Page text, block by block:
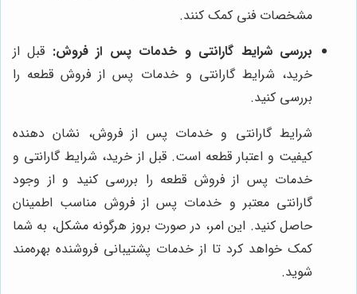
مشخصات فنی کمک کنند.
بررسی شرایط گارانتی و خدمات پس از فروش: قبل از
خرید، شرایط گارانتی و خدمات پس از فروش قطعه را
بررسی کنید.
شرایط گارانتی و خدمات پس از فروش، نشان دهنده
کیفیت و اعتبار قطعه است. قبل از خرید، شرایط گارانتی و
خدمات پس از فروش قطعه را بررسی کنید و از وجود
گارانتی معتبر و خدمات پس از فروش مناسب اطمینان
حاصل کنید. این امر، در صورت بروز هرگونه مشکل، به شما
کمک خواهد کرد تا از خدمات پشتیبانی فروشنده بهره‌مند
شوید.